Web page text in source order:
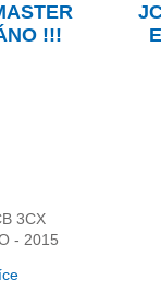
!!!
3CX
- 2015